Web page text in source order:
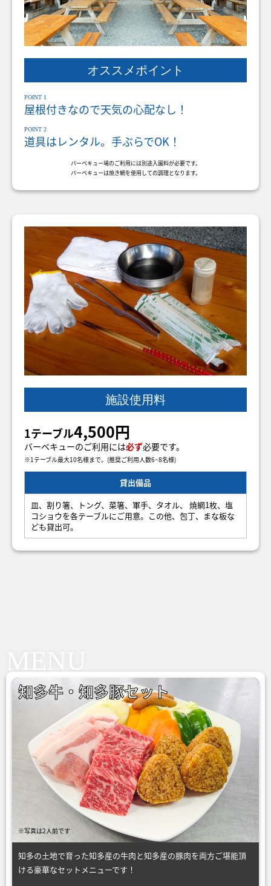
オススメポイント
POINT 1
屋根付きなので天気の心配なし！
POINT 2
道具はレンタル。手ぶらでOK！
バーベキュー場のご利用には別途入園料が必要です。
バーベキューは焼き網を使用しての調理となります。
施設使用料
1テーブル4,500円
バーベキューのご利用には必ず必要です。
※1テーブル最大10名様まで。(推奨ご利用人数6~8名様)
貸出備品
皿、割り箸、トング、菜箸、軍手、タオル、 焼網1枚、塩
コショウを各テーブルにご用意。この他、包丁、まな板な
ども貸出可。
MENU
※写真は2人前です
知多牛・知多豚セット
知多の土地で育った知多産の牛肉と知多産の豚肉を両方ご堪能頂
ける豪華なセットメニューです！